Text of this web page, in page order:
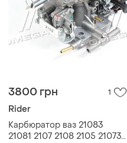
3800 грн 1
Rider
Карбюратор ваз 21083
21081 2107 2108 2105 21073